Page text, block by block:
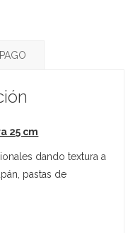
25 cm
dando textura a
pastas de